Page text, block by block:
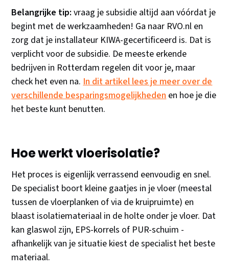
Belangrijke tip: vraag je subsidie altijd aan vóórdat je
begint met de werkzaamheden! Ga naar RVO.nl en
zorg dat je installateur KIWA-gecertificeerd is. Dat is
verplicht voor de subsidie. De meeste erkende
bedrijven in Rotterdam regelen dit voor je, maar
check het even na.In dit artikel lees je meer over de
verschillende besparingsmogelijkhedenen hoe je die
het beste kunt benutten.
Hoe werkt vloerisolatie?
Het proces is eigenlijk verrassend eenvoudig en snel.
De specialist boort kleine gaatjes in je vloer (meestal
tussen de vloerplanken of via de kruipruimte) en
blaast isolatiemateriaal in de holte onder je vloer. Dat
kan glaswol zijn, EPS-korrels of PUR-schuim -
afhankelijk van je situatie kiest de specialist het beste
materiaal.